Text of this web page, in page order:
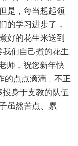
是，每当想起领
的学习进步了，
好的花生米送到
们自己煮的花生
师，祝您新年快
点点滴滴，不正
身于支教的队伍
虽然苦点、累